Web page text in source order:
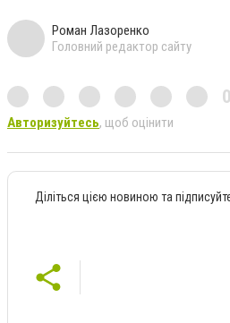
Роман Лазоренко
Головний редактор сайту
Авторизуйтесь, щоб оцінити
Діліться цією новиною та